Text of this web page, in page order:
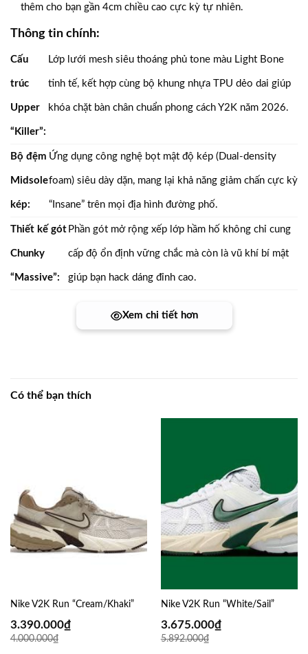
thêm cho bạn gần 4cm chiều cao cực kỳ tự nhiên.
Thông tin chính:
Cấu
trúc
Upper
“Killer”:
Lớp lưới mesh siêu thoáng phủ tone màu Light Bone
tinh tế, kết hợp cùng bộ khung nhựa TPU dẻo dai giúp
khóa chặt bàn chân chuẩn phong cách Y2K năm 2026.
Bộ đệm
Midsole
kép:
Ứng dụng công nghệ bọt mật độ kép (Dual-density
foam) siêu dày dặn, mang lại khả năng giảm chấn cực kỳ
“Insane” trên mọi địa hình đường phố.
Thiết kế gót
Chunky
“Massive”:
Phần gót mở rộng xếp lớp hầm hố không chỉ cung
cấp độ ổn định vững chắc mà còn là vũ khí bí mật
giúp bạn hack dáng đỉnh cao.
Xem chi tiết hơn
Có thể bạn thích
Nike V2K Run “Cream/Khaki”
4.000.000₫
3.390.000₫
Nike V2K Run “White/Sail”
5.892.000₫
3.675.000₫